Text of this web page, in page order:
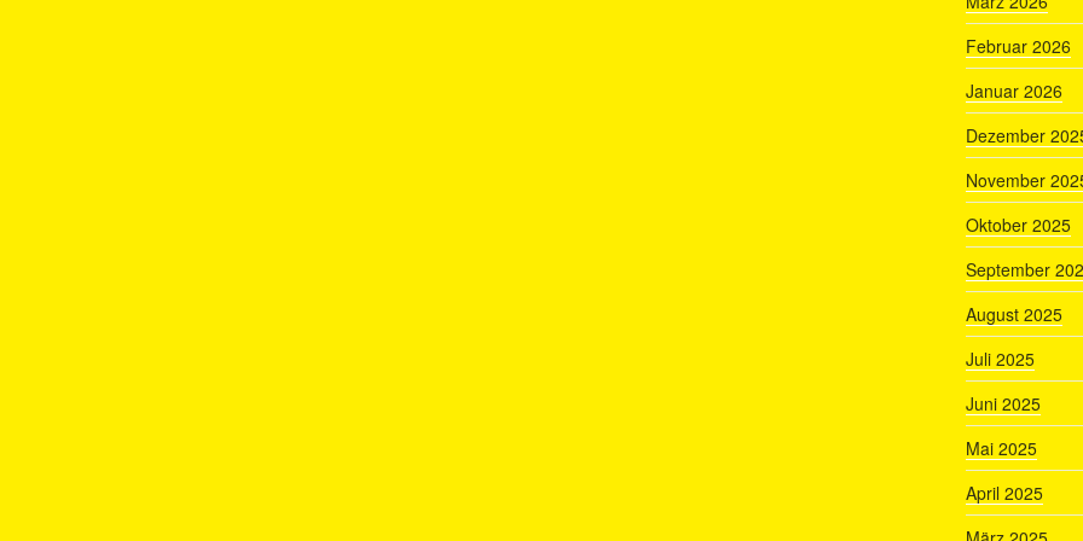
Februar 2026
Januar 2026
Dezember
November
Oktober 2025
September
August 2025
Juli 2025
Juni 2025
Mai 2025
April 2025